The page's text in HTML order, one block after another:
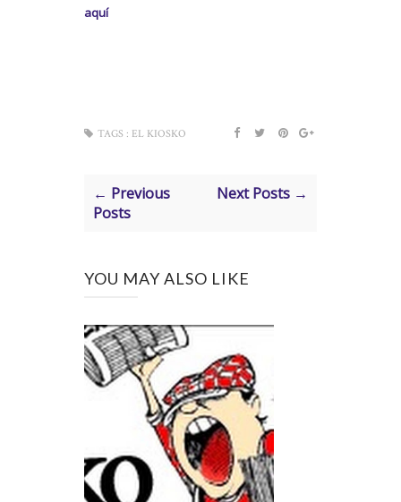
aquí
TAGS : EL KIOSKO
← Previous
Posts
Next Posts →
YOU MAY ALSO LIKE